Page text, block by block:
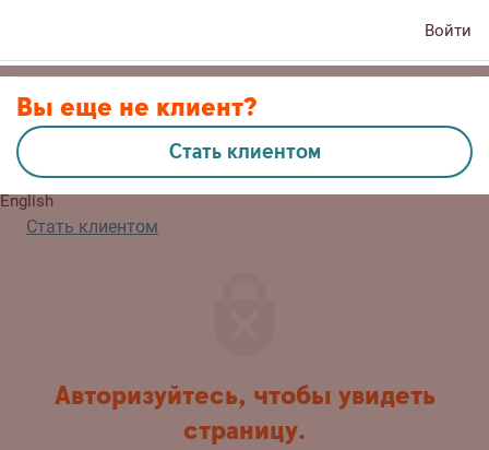
Войти
Lietuvių
English
Стать клиентом
Вы еще не клиент?
Стать клиентом
Авторизуйтесь, чтобы увидеть
страницу.